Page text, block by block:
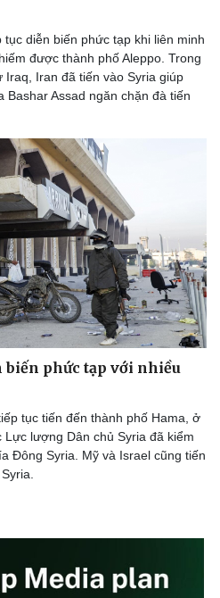
diễn biến phức tạp khi liên minh
được thành phố Aleppo. Trong
Iran đã tiến vào Syria giúp
Bashar Assad ngăn chặn đà tiến
biến phức tạp với nhiều
tục tiến đến thành phố Hama, ở
Lực lượng Dân chủ Syria đã kiểm
Đông Syria. Mỹ và Israel cũng tiến